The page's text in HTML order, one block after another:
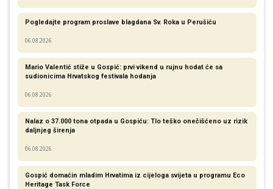
Pogledajte program proslave blagdana Sv. Roka u Perušiću
06.08.2026
Mario Valentić stiže u Gospić: prvi vikend u rujnu hodat će sa
sudionicima Hrvatskog festivala hodanja
06.08.2026
Nalaz o 37.000 tona otpada u Gospiću: Tlo teško onečišćeno uz rizik
daljnjeg širenja
06.08.2026
Gospić domaćin mladim Hrvatima iz cijeloga svijeta u programu Eco
Heritage Task Force